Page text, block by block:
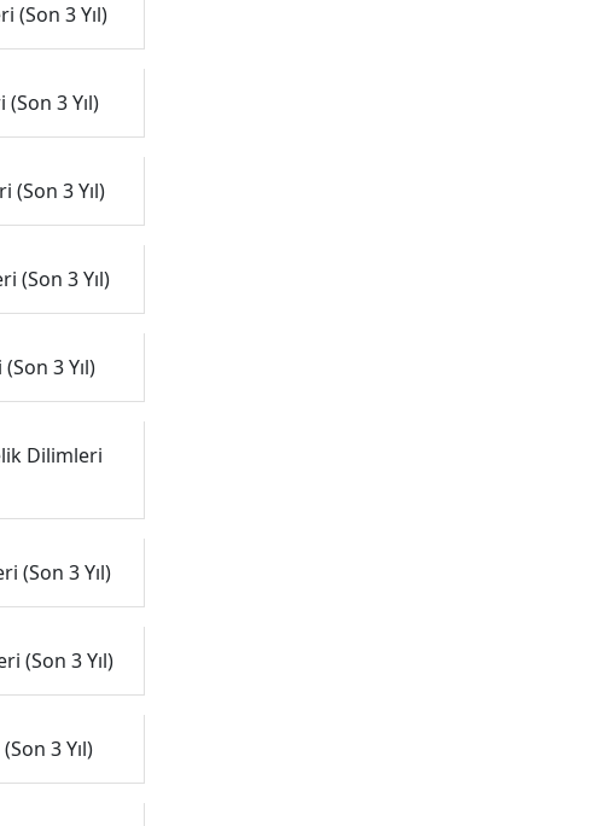
(Son 3 Yıl)
3 Yıl)
(Son 3 Yıl)
(Son 3 Yıl)
3 Yıl)
Dilimleri
(Son 3 Yıl)
(Son 3 Yıl)
3 Yıl)